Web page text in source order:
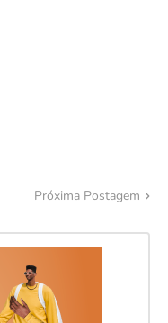
Próxima Postagem